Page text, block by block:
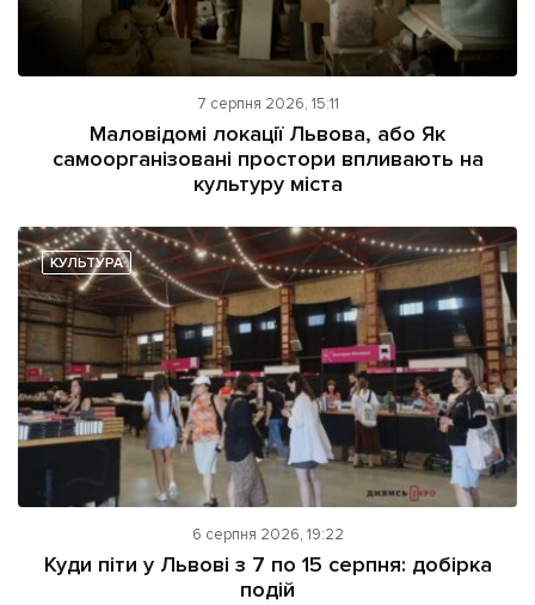
7 серпня 2026, 15:11
Маловідомі локації Львова, або Як
самоорганізовані простори впливають на
культуру міста
КУЛЬТУРА
6 серпня 2026, 19:22
Куди піти у Львові з 7 по 15 серпня: добірка
подій